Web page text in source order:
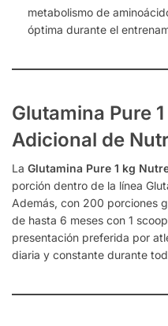
metabolismo de
óptima durante el
Glutamina Pure
Adicional de
La Glutamina Pure 1 kg
porción dentro de la línea
Además, con 200 porciones
de hasta 6 meses con 1
presentación preferida por
diaria y constante durante